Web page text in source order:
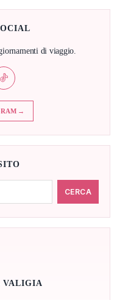
di viaggio.
→
VALIGIA